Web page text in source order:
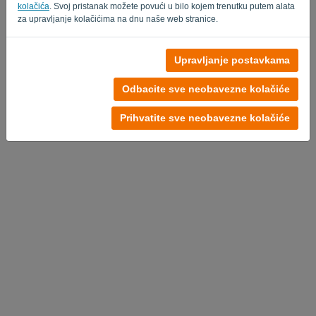
kolačića . Svoj pristanak možete povući u bilo kojem trenutku putem alata
za upravljanje kolačićima na dnu naše web stranice.
Upravljanje postavkama
Odbacite sve neobavezne kolačiće
Prihvatite sve neobavezne kolačiće